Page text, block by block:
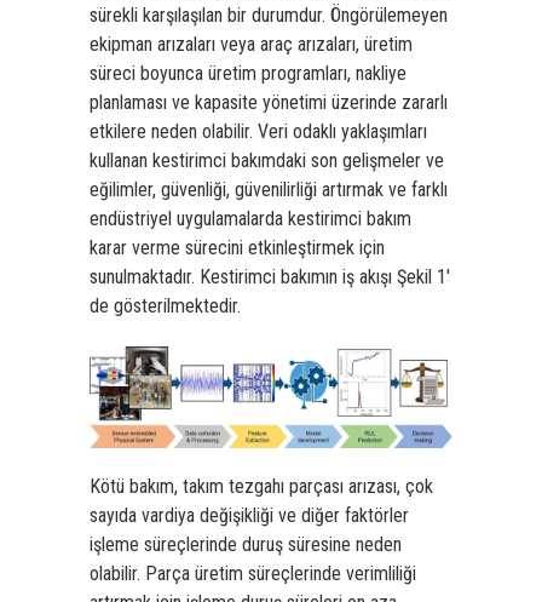
sürekli karşılaşılan bir durumdur. Öngörülemeyen
ekipman arızaları veya araç arızaları, üretim
süreci boyunca üretim programları, nakliye
planlaması ve kapasite yönetimi üzerinde zararlı
etkilere neden olabilir. Veri odaklı yaklaşımları
kullanan kestirimci bakımdaki son gelişmeler ve
eğilimler, güvenliği, güvenilirliği artırmak ve farklı
endüstriyel uygulamalarda kestirimci bakım
karar verme sürecini etkinleştirmek için
sunulmaktadır. Kestirimci bakımın iş akışı Şekil 1′
de gösterilmektedir.
Kötü bakım, takım tezgahı parçası arızası, çok
sayıda vardiya değişikliği ve diğer faktörler
işleme süreçlerinde duruş süresine neden
olabilir. Parça üretim süreçlerinde verimliliği